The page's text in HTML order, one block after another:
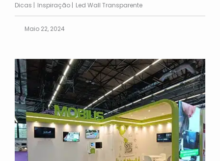
Dicas Inspiração Led Wall Transparente
Maio 22, 2024